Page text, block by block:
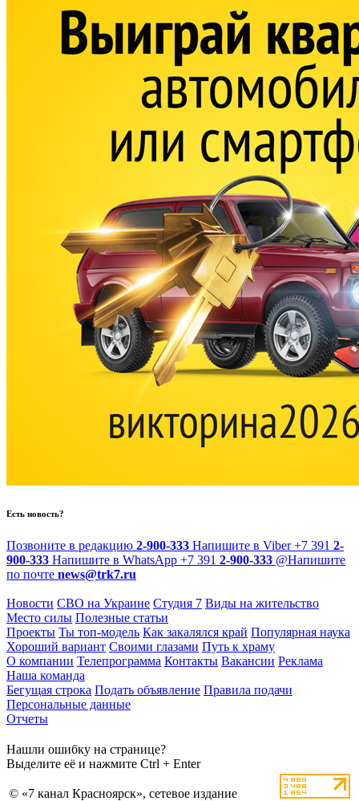
Есть новость?
Позвоните в редакцию 2-900-333 Напишите в Viber +7 391 2-
900-333 Напишите в WhatsApp +7 391 2-900-333 @Напишите
по почте news@trk7.ru
Новости СВО на Украине Студия 7 Виды на жительство
Место силы Полезные статьи
Проекты Ты топ-модель Как закалялся край Популярная наука
Хороший вариант Своими глазами Путь к храму
О компании Телепрограмма Контакты Вакансии Реклама
Наша команда
Бегущая строка Подать объявление Правила подачи
Персональные данные
Отчеты
Нашли ошибку на странице?
Выделите её и нажмите Ctrl + Enter
© «7 канал Красноярск», сетевое издание